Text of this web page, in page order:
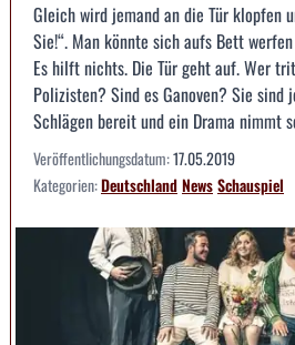
Gleich wird jemand an die Tür klopfen
Sie!“. Man könnte sich aufs Bett
Es hilft nichts. Die Tür geht auf. Wer
Polizisten? Sind es Ganoven? Sie sind
Schlägen bereit und ein Drama nimmt
Veröffentlichungsdatum:17.05.2019
Kategorien:DeutschlandNewsSchauspiel